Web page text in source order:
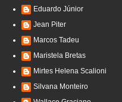
Eduardo Júnior
Jean Piter
Marcos Tadeu
Maristela Bretas
Mirtes Helena Scalioni
Silvana Monteiro